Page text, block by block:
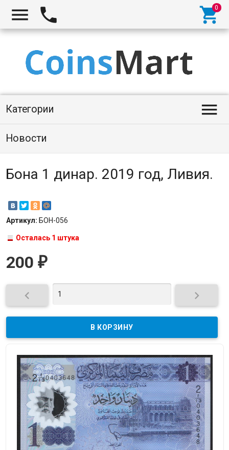
  
Категории 
Новости
Бона 1 динар. 2019 год, Ливия.
Артикул: БОН-056
Осталась 1 штука
200 ₽
 